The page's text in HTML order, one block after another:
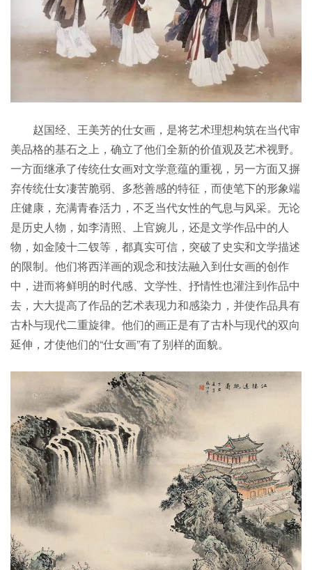
赵国经、王美芳的仕女画，是将艺术理想构筑在当代审
美品格的基石之上，确立了他们全新的价值观及艺术视野。
一方面继承了传统仕女画对文学意蕴的重视，另一方面又摒
弃传统仕女凄苦脆弱、多愁善感的特征，而使笔下的形象端
庄健康，充满青春活力，不乏当代女性的气息与风采。无论
是历史人物，如李清照、上官婉儿，还是文学作品中的人
物，如金陵十二钗等，都真实可信，突破了史实和文学描述
的限制。他们将西洋画的观念和技法融入到仕女画的创作
中，进而将鲜明的时代感、文学性、抒情性也灌注到作品中
去，大大提高了作品的艺术表现力和感染力，并使作品具有
古朴与现代二重旋律。他们的画正是有了古朴与现代的双向
延伸，才使他们的“仕女画”有了别样的面貌。